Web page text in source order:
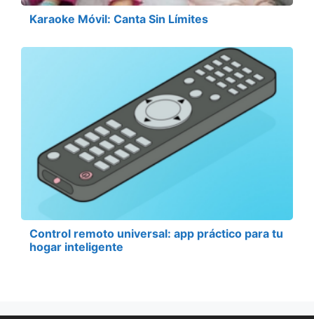
Karaoke Móvil: Canta Sin Límites
Control remoto universal: app práctico para tu
hogar inteligente